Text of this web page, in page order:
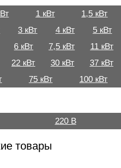
1 кВт
1,5 кВт
3 кВт 4 кВт
5 кВт
6 кВт 7,5 кВт
11 кВт
22 кВт 30 кВт
37 кВт
75 кВт 100 кВт
220 В
товары